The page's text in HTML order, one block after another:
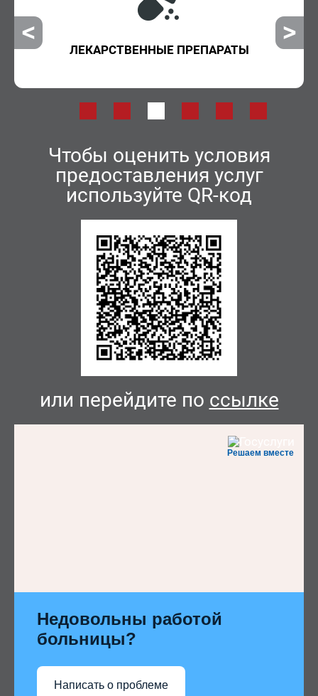
ЛЕКАРСТВЕННЫЕ ПРЕПАРАТЫ
Чтобы оценить условия
предоставления услуг
используйте QR-код
или перейдите по ссылке
Решаем вместе
Недовольны работой
больницы?
Написать о проблеме